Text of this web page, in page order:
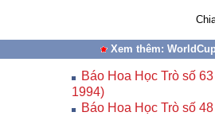
Xem thêm:
Báo Hoa Học Trò số
1994)
Báo Hoa Học Trò số